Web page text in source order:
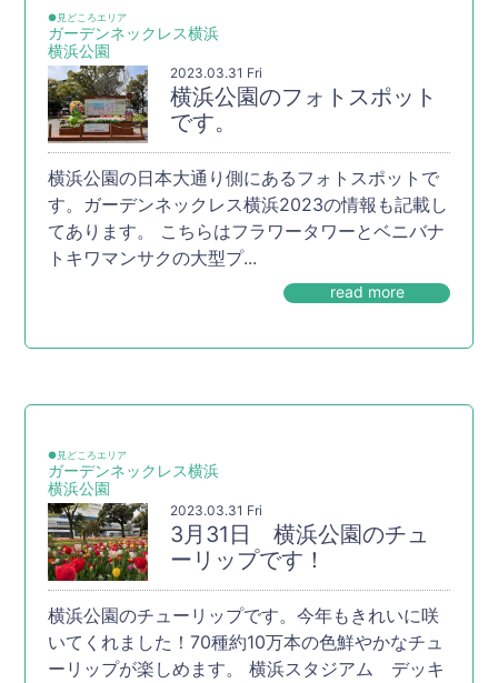
●見どころエリア
ガーデンネックレス横浜
横浜公園
2023.03.31 Fri
横浜公園のフォトスポット
です。
横浜公園の日本大通り側にあるフォトスポットで
す。ガーデンネックレス横浜2023の情報も記載し
てあります。 こちらはフラワータワーとベニバナ
トキワマンサクの大型プ...
read more
●見どころエリア
ガーデンネックレス横浜
横浜公園
2023.03.31 Fri
3月31日 横浜公園のチュ
ーリップです！
横浜公園のチューリップです。今年もきれいに咲
いてくれました！70種約10万本の色鮮やかなチュ
ーリップが楽しめます。 横浜スタジアム デッキ